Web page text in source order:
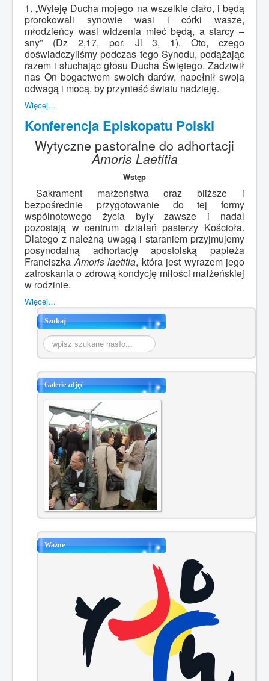
1. „Wyleję Ducha mojego na wszelkie ciało, i będą
prorokowali synowie wasi i córki wasze,
młodzieńcy wasi widzenia mieć będą, a starcy –
sny” (Dz 2,17, por. Jl 3, 1). Oto, czego
doświadczyliśmy podczas tego Synodu, podążając
razem i słuchając głosu Ducha Świętego. Zadziwił
nas On bogactwem swoich darów, napełnił swoją
odwagą i mocą, by przynieść światu nadzieję.
Więcej…
Konferencja Episkopatu Polski
Wytyczne pastoralne do adhortacji
Amoris Laetitia
Wstęp
Sakrament małżeństwa oraz bliższe i
bezpośrednie przygotowanie do tej formy
wspólnotowego życia były zawsze i nadal
pozostają w centrum działań pasterzy Kościoła.
Dlatego z należną uwagą i staraniem przyjmujemy
posynodalną adhortację apostolską papieża
FranciszkaAmoris laetitia, która jest wyrazem jego
zatroskania o zdrową kondycję miłości małżeńskiej
w rodzinie.
Więcej…
Szukaj
Szukaj...
Galerie zdjęć
Ważne